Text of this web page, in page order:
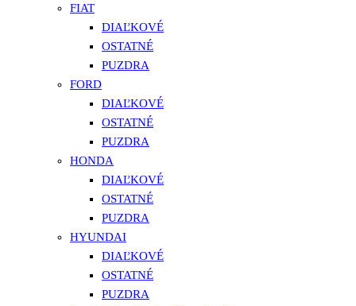
FIAT
DIAĽKOVÉ
OSTATNÉ
PUZDRA
FORD
DIAĽKOVÉ
OSTATNÉ
PUZDRA
HONDA
DIAĽKOVÉ
OSTATNÉ
PUZDRA
HYUNDAI
DIAĽKOVÉ
OSTATNÉ
PUZDRA